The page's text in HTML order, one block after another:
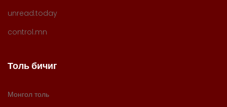
unread.today
control.mn
Толь бичиг
Монгол толь